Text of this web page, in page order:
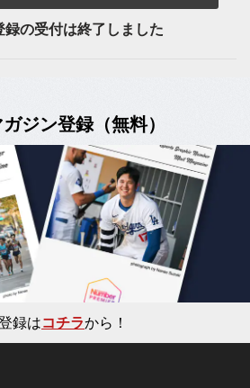
録の受付は終了しました
ジン登録（無料）
録はコチラから！